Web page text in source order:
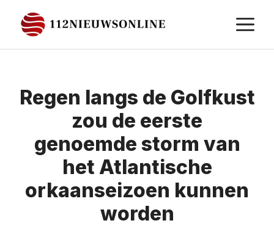
naar
de
Regen langs de Golfkust
zou de eerste
genoemde storm van
het Atlantische
orkaanseizoen kunnen
worden